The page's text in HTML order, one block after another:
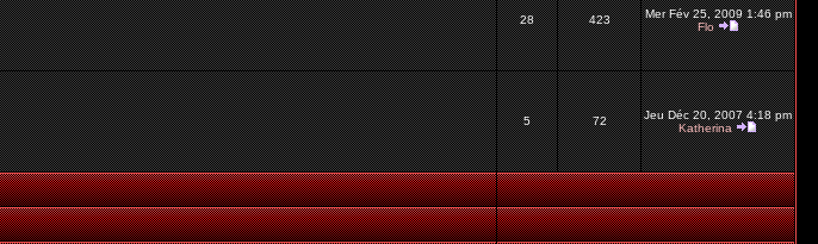
28 423
Mer Fév 25, 2009 1:46 pm
Flo
5 72
Jeu Déc 20, 2007 4:18 pm
Katherina